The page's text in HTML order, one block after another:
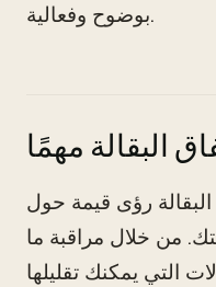
بوضوح وفعالية.
البقالة مهمًا
البقالة رؤى قيمة حول
من خلال مراقبة ما
التي يمكنك تقليلها